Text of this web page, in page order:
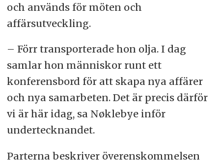
och används för möten och
affärsutveckling.
– Förr transporterade hon olja. I dag
samlar hon människor runt ett
konferensbord för att skapa nya affärer
och nya samarbeten. Det är precis därför
vi är här idag, sa Nøklebye inför
undertecknandet.
Parterna beskriver överenskommelsen